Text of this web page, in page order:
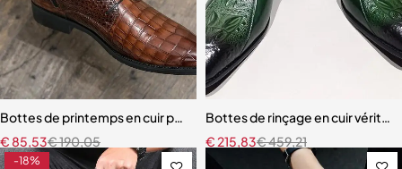
Bottes de printemps en cuir pointues à lacets pour hommes
€190,05
€ 85,53
Bottes de rinçage en cuir
€459,21
€215,83
-18%